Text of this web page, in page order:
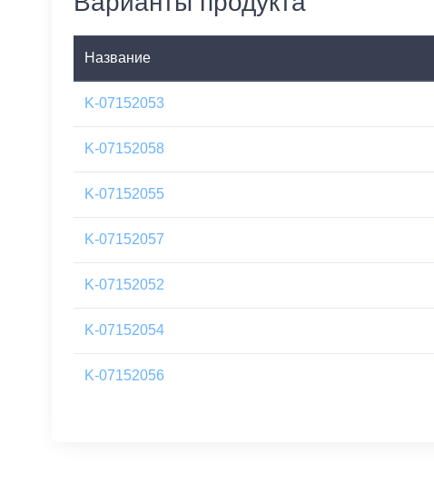
Название
K-07152053
K-07152058
K-07152055
K-07152057
K-07152052
K-07152054
K-07152056